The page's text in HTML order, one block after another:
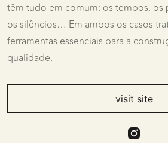
têm tudo em comum: os tempos, os
os silêncios… Em ambos os casos
ferramentas essenciais para a
qualidade.
visit site